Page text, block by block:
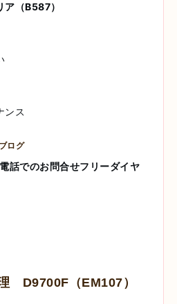
（B587）
ンス
ログ
話でのお問合せフリーダイヤ
D9700F（EM107）